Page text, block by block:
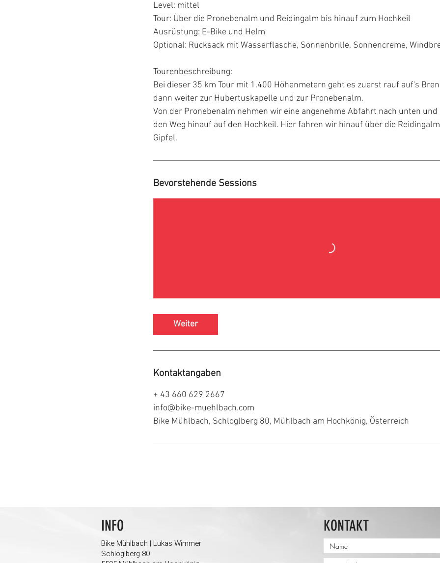
Level: mittel
Tour: Über die Pronebenalm und Reidingalm bis hinauf zum Hochkeil
Ausrüstung: E-Bike und Helm
Optional: Rucksack mit Wasserflasche, Sonnenbrille, Sonnencreme,
Tourenbeschreibung:
Bei dieser 35 km Tour mit 1.400 Höhenmetern geht es zuerst rauf auf's
dann weiter zur Hubertuskapelle und zur Pronebenalm.
Von der Pronebenalm nehmen wir eine angenehme Abfahrt nach unten
den Weg hinauf auf den Hochkeil. Hier fahren wir hinauf über die
Gipfel.
Bevorstehende Sessions
Weiter
Kontaktangaben
+ 43 660 629 2667
info@bike-muehlbach.com
Bike Mühlbach, Schloglberg 80, Mühlbach am Hochkönig, Österreich
INFO
Bike Mühlbach | Lukas Wimmer
Schlöglberg 80
KONTAKT